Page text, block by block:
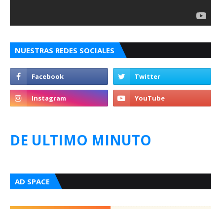
NUESTRAS REDES SOCIALES
DE ULTIMO MINUTO
AD SPACE